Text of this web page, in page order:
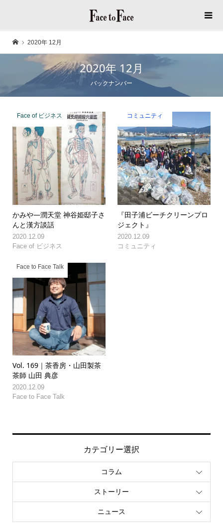
2020年 12月
2020年 12月
バックナンバー
Face of ビジネス
かみや―潤天堂 神谷姫邸子さ
んと漢方談話
2020.12.09
Face of ビジネス
コミュニティ
『田子浦ビーチクリーンプロ
ジェクト』
2020.12.09
コミュニティ
Face to Face Talk
Vol. 169｜茶香房・山田製茶
茶師 山田 典彦
2020.12.09
Face to Face Talk
カテゴリー選択
コラム
ストーリー
ニュース